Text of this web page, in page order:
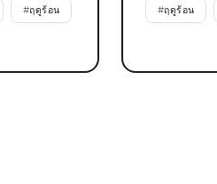
#ฤดูร้อน #ฤดูร้อน